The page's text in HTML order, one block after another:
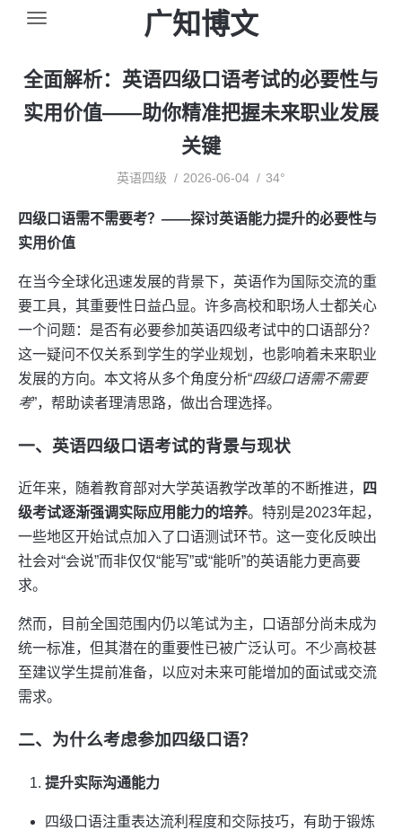
广知博文
全面解析：英语四级口语考试的必要性与
实用价值——助你精准把握未来职业发展
关键
英语四级 2026-06-04 34°
四级口语需不需要考？——探讨英语能力提升的必要性与
实用价值
在当今全球化迅速发展的背景下，英语作为国际交流的重
要工具，其重要性日益凸显。许多高校和职场人士都关心
一个问题：是否有必要参加英语四级考试中的口语部分？
这一疑问不仅关系到学生的学业规划，也影响着未来职业
发展的方向。本文将从多个角度分析“四级口语需不需要
考”，帮助读者理清思路，做出合理选择。
一、英语四级口语考试的背景与现状
近年来，随着教育部对大学英语教学改革的不断推进，
四
级考试逐渐强调实际应用能力的培养。特别是2023年起，
一些地区开始试点加入了口语测试环节。这一变化反映出
社会对“会说”而非仅仅“能写”或“能听”的英语能力更高要
求。
然而，目前全国范围内仍以笔试为主，口语部分尚未成为
统一标准，但其潜在的重要性已被广泛认可。不少高校甚
至建议学生提前准备，以应对未来可能增加的面试或交流
需求。
二、为什么考虑参加四级口语？
提升实际沟通能力
四级口语注重表达流利程度和交际技巧，有助于锻炼